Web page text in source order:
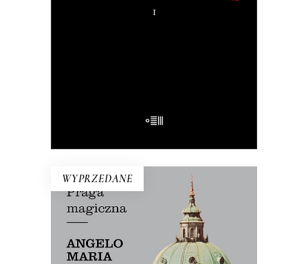
E-BOOK DO KOSZYKA
mnie uważnie czyta, ten wie”.
WYPRZEDANE